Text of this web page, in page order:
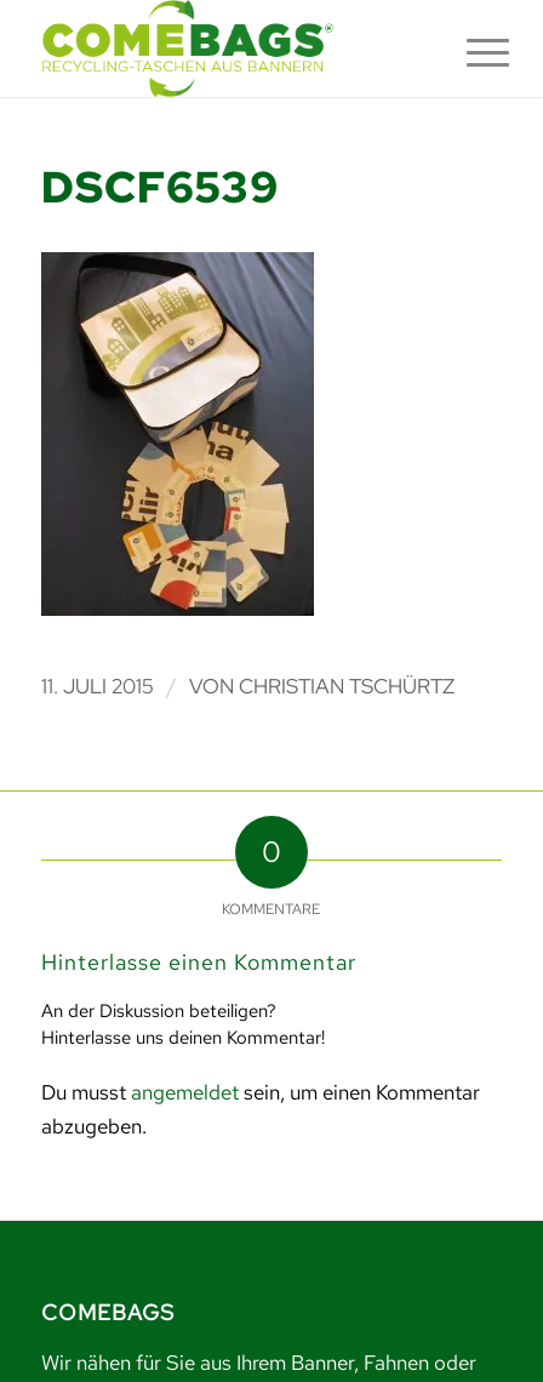
DSCF6539
11. JULI 2015 / VON CHRISTIAN TSCHÜRTZ
0
KOMMENTARE
Hinterlasse einen Kommentar
An der Diskussion beteiligen?
Hinterlasse uns deinen Kommentar!
Du musstangemeldetsein, um einen Kommentar
abzugeben.
COMEBAGS
Wir nähen für Sie aus Ihrem Banner, Fahnen oder